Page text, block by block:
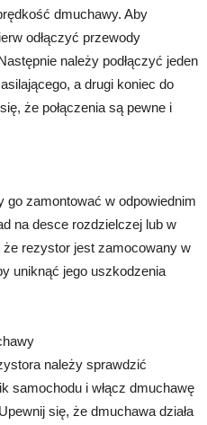
dmuchawy. Aby
odłączyć przewody
należy podłączyć jeden
a drugi koniec do
że połączenia są pewne i
go zamontować w odpowiednim
na desce rozdzielczej lub w
rezystor jest zamocowany w
uniknąć jego uszkodzenia
należy sprawdzić
samochodu i włącz dmuchawę
się, że dmuchawa działa